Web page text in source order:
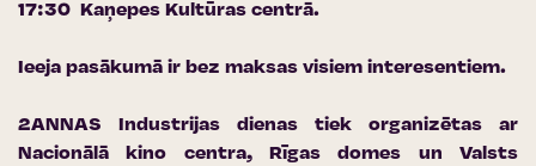
17:30
Kaņepes Kultūras centrā.
Ieeja pasākumā ir bez maksas visiem interesentiem.
2ANNAS Industrijas dienas tiek organizētas ar
Nacionālā kino centra, Rīgas domes unValsts